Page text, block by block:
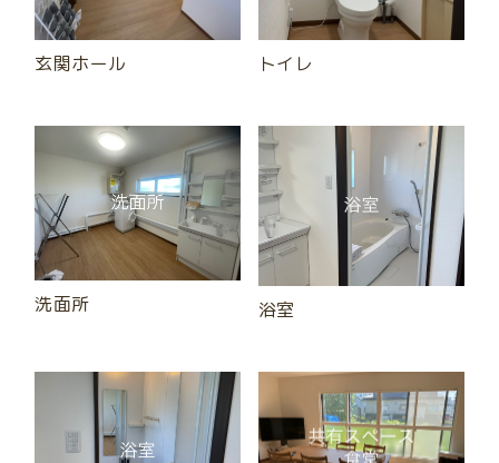
玄関ホール トイレ
洗面所 浴室